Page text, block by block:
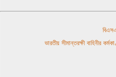
ভারতীয় সীমান্তরক্ষী বাহিনীর